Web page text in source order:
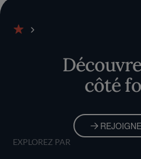
côté
EXPLOREZ PAR